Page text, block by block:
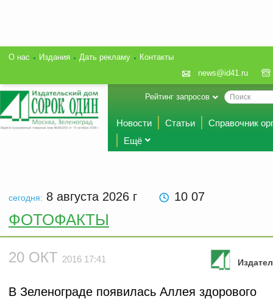
О нас Издания Дать рекламу
Контакты
news@id41.ru
Рейтинг запросов
Новости Статьи
Справочник
Ещё
сегодня: 8 августа 2026 г 10 07
ФОТОФАКТЫ
20 ОКТ 2016 17:41
В Зеленограде появилась Аллея здорового